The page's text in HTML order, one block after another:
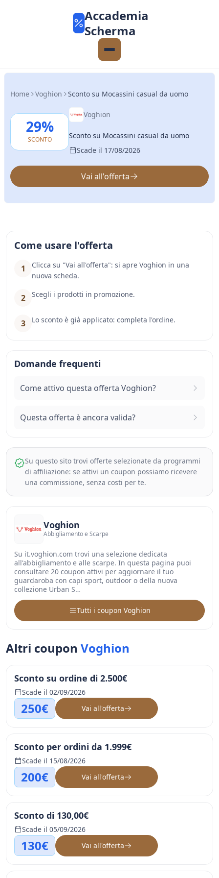
Accademia
Scherma
Home Voghion Sconto su Mocassini casual da uomo
29%
SCONTO
Voghion
Sconto su Mocassini casual da uomo
Scade il 17/08/2026
Vai all'offerta
Come usare l'offerta
1
Clicca su "Vai all'offerta": si apre Voghion in una
nuova scheda.
2 Scegli i prodotti in promozione.
3 Lo sconto è già applicato: completa l'ordine.
Domande frequenti
Come attivo questa offerta Voghion?
Questa offerta è ancora valida?
Su questo sito trovi offerte selezionate da programmi
di affiliazione: se attivi un coupon possiamo ricevere
una commissione, senza costi per te.
Voghion
Abbigliamento e Scarpe
Su it.voghion.com trovi una selezione dedicata
all'abbigliamento e alle scarpe. In questa pagina puoi
consultare 20 coupon attivi per aggiornare il tuo
guardaroba con capi sport, outdoor o della nuova
collezione Urban S…
Tutti i coupon Voghion
Altri coupon Voghion
Sconto su ordine di 2.500€
Scade il 02/09/2026
250€ Vai all'offerta
Sconto per ordini da 1.999€
Scade il 15/08/2026
200€ Vai all'offerta
Sconto di 130,00€
Scade il 05/09/2026
130€ Vai all'offerta